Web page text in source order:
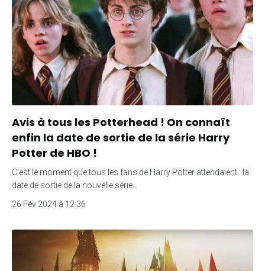
Avis à tous les Potterhead ! On connaît
enfin la date de sortie de la série Harry
Potter de HBO !
C’est le moment que tous les fans de Harry Potter attendaient : la
date de sortie de la nouvelle série…
26 Fév 2024 à 12:36